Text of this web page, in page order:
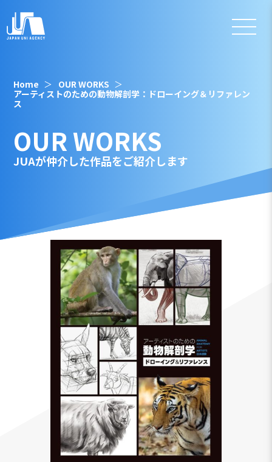
Home
OUR WORKS
アーティストのための動物解剖学：ドローイング＆リファレン
ス
OUR WORKS
JUAが仲介した作品をご紹介します